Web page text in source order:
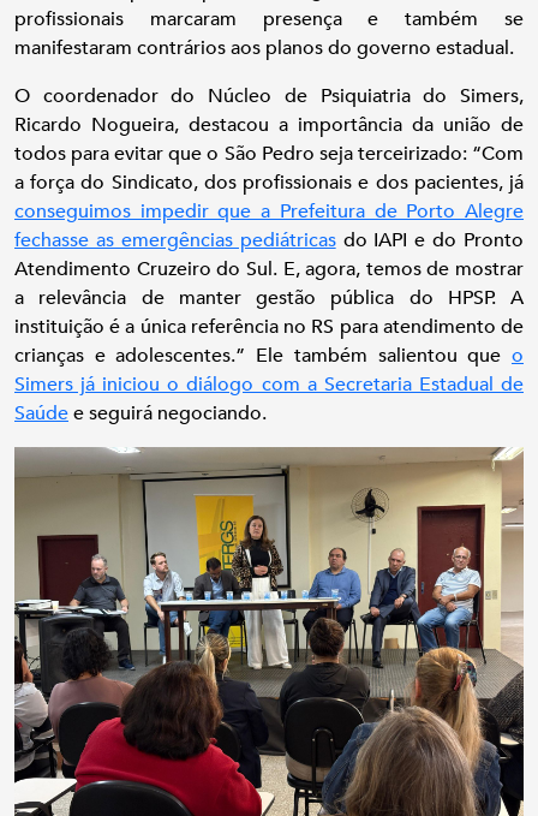
profissionais marcaram presença e também se
manifestaram contrários aos planos do governo estadual.
O coordenador do Núcleo de Psiquiatria do Simers,
Ricardo Nogueira, destacou a importância da união de
todos para evitar que o São Pedro seja terceirizado: “Com
a força do Sindicato, dos profissionais e dos pacientes, já
conseguimos impedir que a Prefeitura de Porto Alegre
fechasse as emergências pediátricasdo IAPI e do Pronto
Atendimento Cruzeiro do Sul. E, agora, temos de mostrar
a relevância de manter gestão pública do HPSP. A
instituição é a única referência no RS para atendimento de
crianças e adolescentes.” Ele também salientou que o
Simers já iniciou o diálogo com a Secretaria Estadual de
Saúdee seguirá negociando.